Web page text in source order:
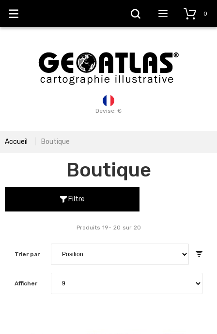
Devise: €
0
Accueil Boutique
Boutique
Filtre
Trier par
Produits 19- 20 sur 20
Afficher